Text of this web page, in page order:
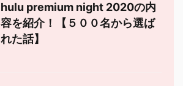
hulu premium night 2020の内
容を紹介！【５００名から選ば
れた話】